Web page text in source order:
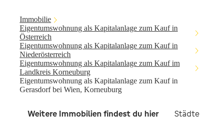
Immobilie
Eigentumswohnung als Kapitalanlage zum Kauf in
Österreich
Eigentumswohnung als Kapitalanlage zum Kauf in
Niederösterreich
Eigentumswohnung als Kapitalanlage zum Kauf im
Landkreis Korneuburg
Eigentumswohnung als Kapitalanlage zum Kauf in
Gerasdorf bei Wien, Korneuburg
Weitere Immobilien findest du hier Städte in